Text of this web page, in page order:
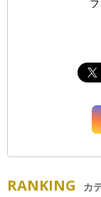
RANKING カ